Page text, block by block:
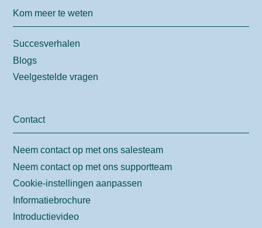
Kom meer te weten
Succesverhalen
Blogs
Veelgestelde vragen
Contact
Neem contact op met ons salesteam
Neem contact op met ons supportteam
Cookie-instellingen aanpassen
Informatiebrochure
Introductievideo